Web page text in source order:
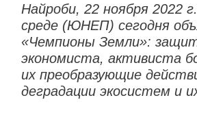
Найроби, 22 ноября
среде (ЮНЕП) сегодня
«Чемпионы Земли»:
экономиста, активиста
их преобразующие
деградации экосистем и